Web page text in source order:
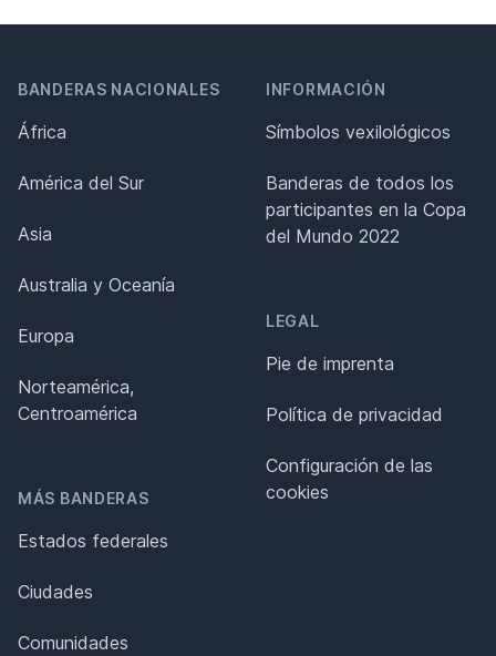
BANDERAS NACIONALES
África
América del Sur
Asia
Australia y Oceanía
Europa
Norteamérica,
Centroamérica
MÁS BANDERAS
Estados federales
Ciudades
Comunidades
INFORMACIÓN
Símbolos vexilológicos
Banderas de todos los
participantes en la Copa
del Mundo 2022
LEGAL
Pie de imprenta
Política de privacidad
Configuración de las
cookies